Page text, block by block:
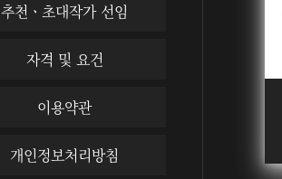
추천ㆍ초대작가 선임
자격 및 요건
이용약관
개인정보처리방침